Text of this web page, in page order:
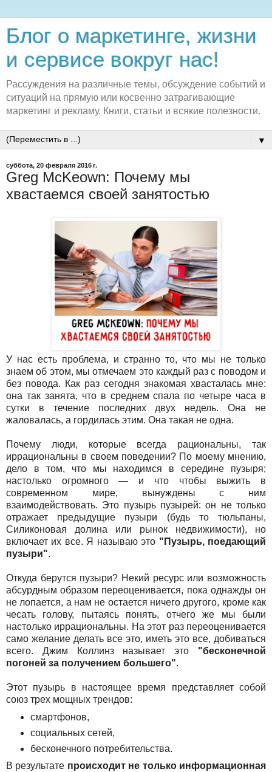
Блог о маркетинге, жизни
и сервисе вокруг нас!
Рассуждения на различные темы, обсуждение событий и
ситуаций на прямую или косвенно затрагивающие
маркетинг и рекламу. Книги, статьи и всякие полезности.
▼
суббота, 20 февраля 2016 г.
Greg McKeown: Почему мы
хвастаемся своей занятостью
У нас есть проблема, и странно то, что мы не только
знаем об этом, мы отмечаем это каждый раз с поводом и
без повода. Как раз сегодня знакомая хвасталась мне:
она так занята, что в среднем спала по четыре часа в
сутки в течение последних двух недель. Она не
жаловалась, а гордилась этим. Она такая не одна.
Почему люди, которые всегда рациональны, так
иррациональны в своем поведении? По моему мнению,
дело в том, что мы находимся в середине пузыря;
настолько огромного — и что чтобы выжить в
современном мире, вынуждены с ним
взаимодействовать. Это пузырь пузырей: он не только
отражает предыдущие пузыри (будь то тюльпаны,
Силиконовая долина или рынок недвижимости), но
включает их все. Я называю это "Пузырь, поедающий
пузыри".
Откуда берутся пузыри? Некий ресурс или возможность
абсурдным образом переоценивается, пока однажды он
не лопается, а нам не остается ничего другого, кроме как
чесать голову, пытаясь понять, отчего же мы были
настолько иррациональны. На этот раз переоценивается
само желание делать все это, иметь это все, добиваться
всего. Джим Коллинз называет это "бесконечной
погоней за получением большего".
Этот пузырь в настоящее время представляет собой
союз трех мощных трендов:
смартфонов,
социальных сетей,
бесконечного потребительства.
В результате происходит не только информационная